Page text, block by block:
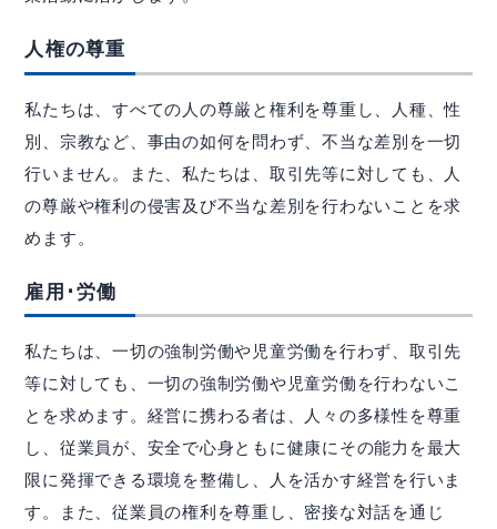
人権の尊重
私たちは、すべての人の尊厳と権利を尊重し、人種、性
別、宗教など、事由の如何を問わず、不当な差別を一切
行いません。また、私たちは、取引先等に対しても、人
の尊厳や権利の侵害及び不当な差別を行わないことを求
めます。
雇用･労働
私たちは、一切の強制労働や児童労働を行わず、取引先
等に対しても、一切の強制労働や児童労働を行わないこ
とを求めます。経営に携わる者は、人々の多様性を尊重
し、従業員が、安全で心身ともに健康にその能力を最大
限に発揮できる環境を整備し、人を活かす経営を行いま
す。また、従業員の権利を尊重し、密接な対話を通じ